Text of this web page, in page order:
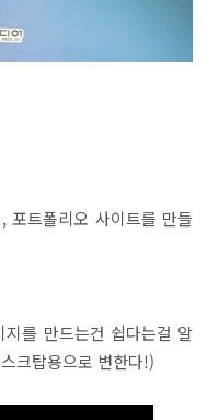
포트폴리오 사이트를 만들
를 만드는건 쉽다는걸 알
크탑용으로 변한다!)